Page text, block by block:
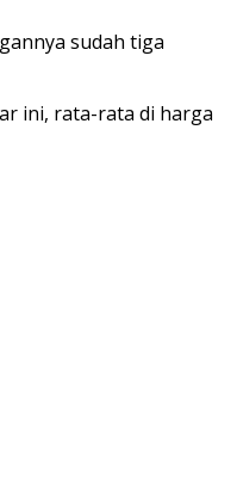
sudah tiga
ini, rata-rata di harga